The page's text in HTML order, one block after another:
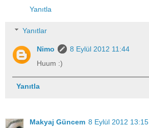
Yanıtla
Yanıtlar
Nimo
8 Eylül 2012 11:44
Huum :)
Yanıtla
Makyaj Güncem 8 Eylül 2012 13:15